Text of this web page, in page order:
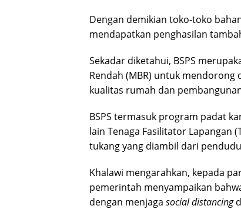
Dengan demikian toko-toko
mendapatkan penghasilan
Sekadar diketahui, BSPS
Rendah (MBR) untuk
kualitas rumah dan
BSPS termasuk program padat
lain Tenaga Fasilitator Lapangan
tukang yang diambil dari
Khalawi mengarahkan, kepada
pemerintah menyampaikan
dengan menjaga social distancing